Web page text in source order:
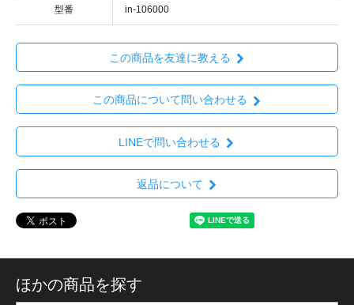
型番 in-106000
この商品を友達に教える
この商品について問い合わせる
LINEで問い合わせる
返品について
ほかの商品を探す